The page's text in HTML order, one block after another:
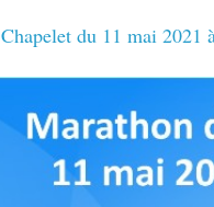
Chapelet du 11 mai 2021